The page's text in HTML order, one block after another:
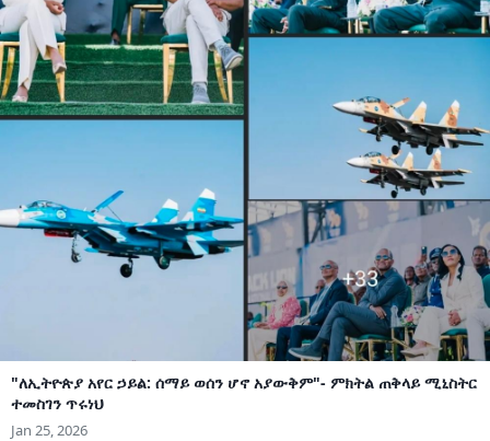
"ለኢትዮጵያ አየር ኃይል: ሰማይ ወሰን ሆኖ አያውቅም"- ምክትል ጠቅላይ ሚኒስትር
ተመስገን ጥሩነህ
Jan 25, 2026